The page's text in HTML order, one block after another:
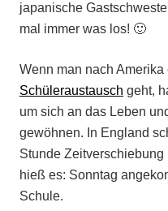
japanische
mal immer was los! 🙂
Wenn man nach Amerika
Schüleraustausch geht,
um sich an das Leben
gewöhnen. In England
Stunde
hieß es: Sonntag
Schule.